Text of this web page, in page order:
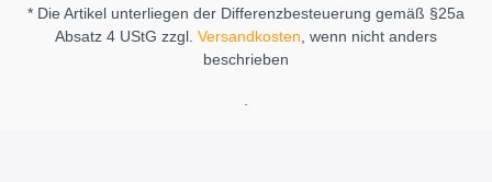
* Die Artikel unterliegen der Differenzbesteuerung gemäß §25a
Absatz 4 UStG zzgl. Versandkosten, wenn nicht anders
beschrieben
.